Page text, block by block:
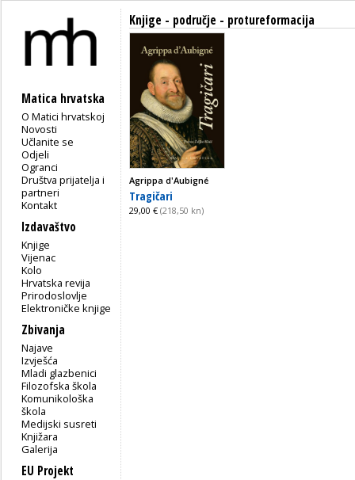
Matica hrvatska
O Matici hrvatskoj
Novosti
Učlanite se
Odjeli
Ogranci
Društva prijatelja i
partneri
Kontakt
Izdavaštvo
Knjige
Vijenac
Kolo
Hrvatska revija
Prirodoslovlje
Elektroničke knjige
Zbivanja
Najave
Izvješća
Mladi glazbenici
Filozofska škola
Komunikološka
škola
Medijski susreti
Knjižara
Galerija
EU Projekt
Knjige - područje - protureformacija
Agrippa d'Aubigné
Tragičari
29,00 € (218,50 kn)